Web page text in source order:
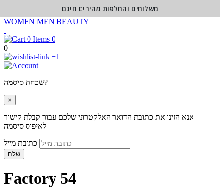
WOMEN MEN BEAUTY
0
0
+1
שכחת סיסמה?
×
אנא הזינו את כתובת הדואר האלקטרוני שלכם עבור קבלת קישור
לאיפוס סיסמה
שלח
Factory 54
משלוחים והחלפות מהירים חינם